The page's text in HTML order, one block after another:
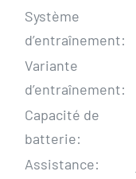
Système
d’entraînement:
Variante
d’entraînement:
Capacité de
batterie:
Assistance: